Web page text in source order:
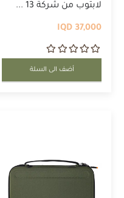
لابتوب من شركة 13 ...
37,000 IQD
أضف الى السلة